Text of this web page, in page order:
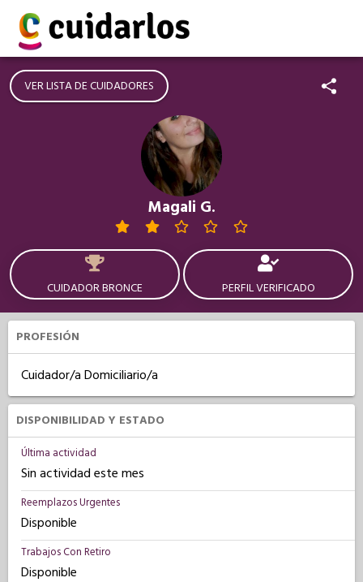
VER LISTA DE CUIDADORES
Magali G.
CUIDADOR BRONCE PERFIL VERIFICADO
PROFESIÓN
Cuidador/a Domiciliario/a
DISPONIBILIDAD Y ESTADO
Última actividad
Sin actividad este mes
Reemplazos Urgentes
Disponible
Trabajos Con Retiro
Disponible